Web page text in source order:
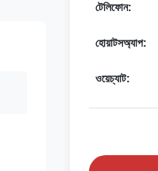
টেলিফোন:
হোয়াটসঅ্যাপ:
ওয়েচ্যাট: